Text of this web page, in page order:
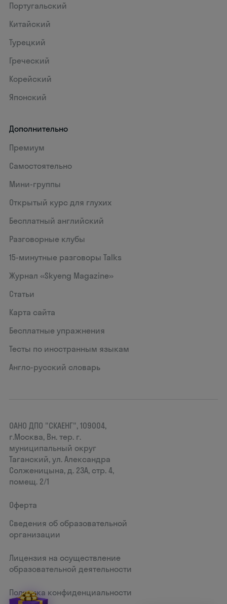
Португальский
Китайский
Турецкий
Греческий
Корейский
Японский
Дополнительно
Премиум
Самостоятельно
Мини-группы
Открытый курс для глухих
Бесплатный английский
Разговорные клубы
15‑минутные разговоры Talks
Журнал «Skyeng Magazine»
Статьи
Карта сайта
Бесплатные упражнения
Тесты по иностранным языкам
Англо-русский словарь
ОАНО ДПО "СКАЕНГ", 109004,
г.Москва, Вн. тер. г.
муниципальный округ
Таганский, ул. Александра
Солженицына, д. 23А, стр. 4,
помещ. 2/1
Оферта
Сведения об образовательной
организации
Лицензия на осуществление
образовательной деятельности
Политика конфиденциальности